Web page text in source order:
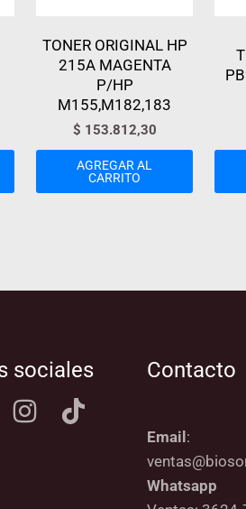
TONER ORIGINAL HP
215A MAGENTA
P/HP
M155,M182,183
$ 153.812,30
AGREGAR AL
CARRITO
sociales Contacto
Email :
Whatsapp